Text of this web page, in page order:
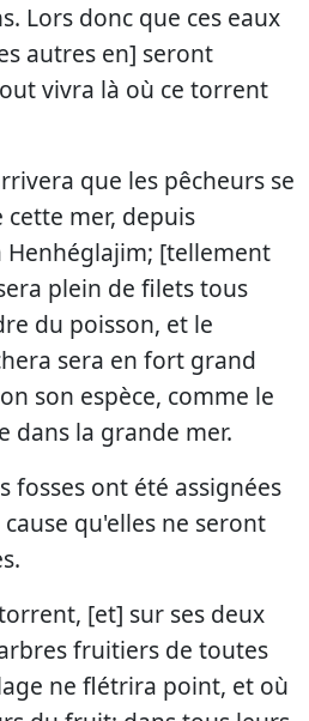
Lors donc que ces eaux
autres en] seront
vivra là où ce torrent
que les pêcheurs se
mer, depuis
Henhéglajim; [tellement
plein de filets tous
du poisson, et le
sera en fort grand
son espèce, comme le
dans la grande mer.
fosses ont été assignées
qu'elles ne seront
[et] sur ses deux
fruitiers de toutes
ne flétrira point, et où